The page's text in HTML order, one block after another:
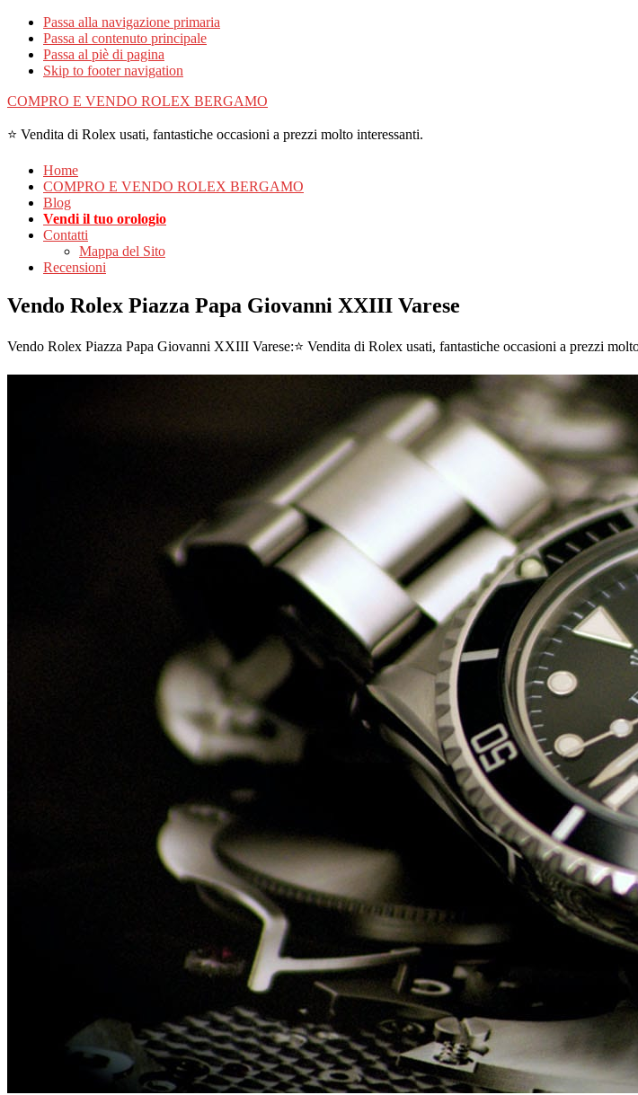
Passa alla navigazione primaria
Passa al contenuto principale
Passa al piè di pagina
Skip to footer navigation
COMPRO E VENDO ROLEX BERGAMO
⭐ Vendita di Rolex usati, fantastiche occasioni a prezzi molto interessanti.
Home
COMPRO E VENDO ROLEX BERGAMO
Blog
Vendi il tuo orologio
Contatti
Mappa del Sito
Recensioni
Vendo Rolex Piazza Papa Giovanni XXIII Varese
Vendo Rolex Piazza Papa Giovanni XXIII Varese:⭐ Vendita di Rolex usati, fantastiche occasioni a prezzi